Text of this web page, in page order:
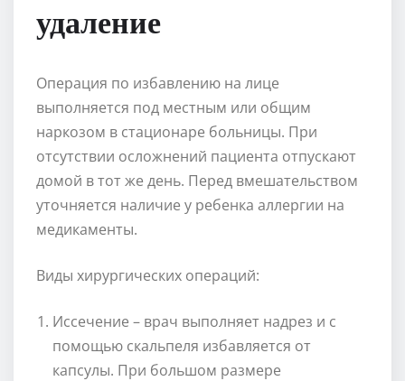
удаление
Операция по избавлению на лице
выполняется под местным или общим
наркозом в стационаре больницы. При
отсутствии осложнений пациента отпускают
домой в тот же день. Перед вмешательством
уточняется наличие у ребенка аллергии на
медикаменты.
Виды хирургических операций:
Иссечение – врач выполняет надрез и с
помощью скальпеля избавляется от
капсулы. При большом размере